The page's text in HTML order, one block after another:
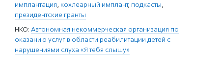
имплантация, кохлеарный имплант, подкасты,
президентские гранты
НКО: Автономная некоммерческая организация по
оказанию услуг в области реабилитации детей с
нарушениями слуха «Я тебя слышу»